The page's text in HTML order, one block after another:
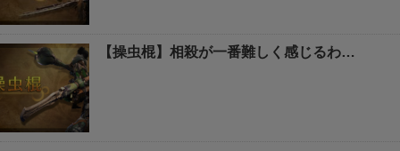
【操虫棍】相殺が一番難しく感じるわ…